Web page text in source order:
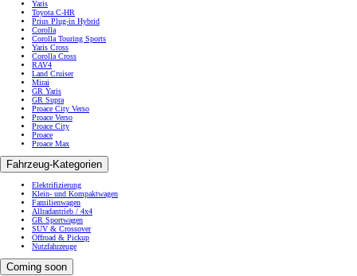
Yaris
Toyota C-HR
Prius Plug-in Hybrid
Corolla
Corolla Touring Sports
Yaris Cross
Corolla Cross
RAV4
Land Cruiser
Mirai
GR Yaris
GR Supra
Proace City Verso
Proace Verso
Proace City
Proace
Proace Max
Fahrzeug-Kategorien
Elektrifizierung
Klein- und Kompaktwagen
Familienwagen
Allradantrieb / 4x4
GR Sportwagen
SUV & Crossover
Offroad & Pickup
Nutzfahrzeuge
Coming soon